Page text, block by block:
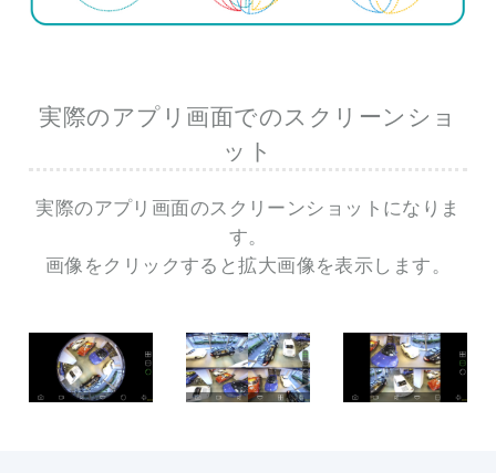
実際のアプリ画面でのスクリーンショ
ット
実際のアプリ画面のスクリーンショットになりま
す。
画像をクリックすると拡大画像を表示します。